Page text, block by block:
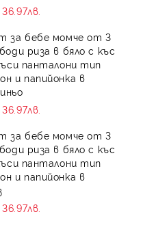
36.97лв.
за бебе момче от 3
риза в бяло с къс
панталони тип
и папийонка в
36.97лв.
за бебе момче от 3
риза в бяло с къс
панталони тип
и папийонка в
36.97лв.